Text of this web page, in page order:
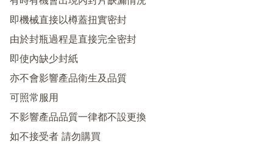
即機械直接以樽蓋扭實密封
由於封瓶過程是直接完全密封
即使內缺少封紙
亦不會影響產品衛生及品質
可照常服用
不影響產品品質一律都不設更換
如不接受者 請勿購買